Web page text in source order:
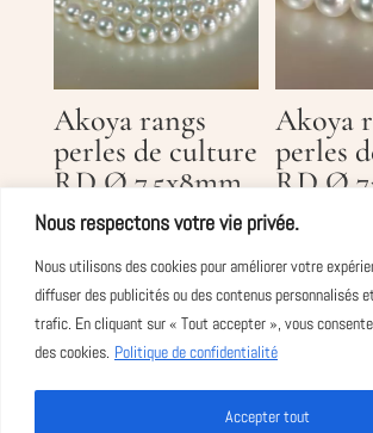
Nous respectons votre vie privée.
Nous utilisons des cookies pour améliorer votre
diffuser des publicités ou des contenus personnalisés
trafic. En cliquant sur « Tout accepter », vous
des cookies. Politique de confidentialité
Accepter tout
Akoya rangs
perles de culture
RD Ø 7,5x8mm
AAA
CHF 2'250.00
(Prix public
conseillé)
Akoya
perles
RD Ø
AAA
(Prix
conseillé)